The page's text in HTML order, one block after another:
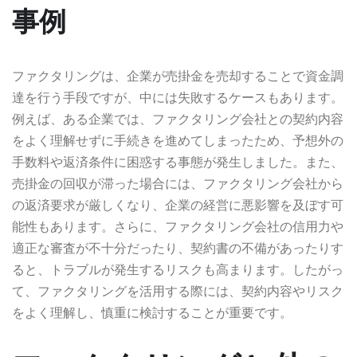
事例
ファクタリングは、企業が売掛金を売却することで資金調
達を行う手段ですが、中には失敗するケースもあります。
例えば、ある企業では、ファクタリング会社との契約内容
をよく理解せずに手続きを進めてしまったため、予想外の
手数料や返済条件に困惑する事態が発生しました。また、
売掛金の回収が滞った場合には、ファクタリング会社から
の返済要求が厳しくなり、企業の経営に悪影響を及ぼす可
能性もあります。さらに、ファクタリング会社の信用力や
適正な審査が不十分だったり、契約書の不備があったりす
ると、トラブルが発生するリスクも高まります。したがっ
て、ファクタリングを活用する際には、契約内容やリスク
をよく理解し、慎重に検討することが重要です。